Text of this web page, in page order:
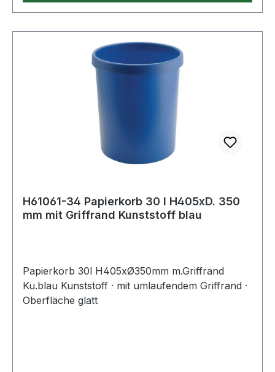
H61061-34 Papierkorb 30 l H405xD. 350
mm mit Griffrand Kunststoff blau
Papierkorb 30l H405xØ350mm m.Griffrand
Ku.blau Kunststoff · mit umlaufendem Griffrand ·
Oberfläche glatt